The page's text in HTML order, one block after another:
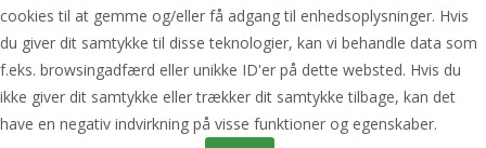
cookies til at gemme og/eller få adgang til enhedsoplysninger. Hvis
du giver dit samtykke til disse teknologier, kan vi behandle data som
f.eks. browsingadfærd eller unikke ID'er på dette websted. Hvis du
ikke giver dit samtykke eller trækker dit samtykke tilbage, kan det
have en negativ indvirkning på visse funktioner og egenskaber.